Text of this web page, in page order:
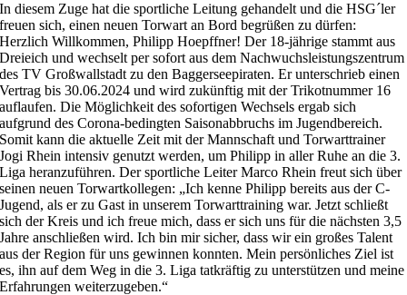
In diesem Zuge hat die sportliche Leitung gehandelt und die HSG´ler
freuen sich, einen neuen Torwart an Bord begrüßen zu dürfen:
Herzlich Willkommen, Philipp Hoepffner! Der 18-jährige stammt aus
Dreieich und wechselt per sofort aus dem Nachwuchsleistungszentrum
des TV Großwallstadt zu den Baggerseepiraten. Er unterschrieb einen
Vertrag bis 30.06.2024 und wird zukünftig mit der Trikotnummer 16
auflaufen. Die Möglichkeit des sofortigen Wechsels ergab sich
aufgrund des Corona-bedingten Saisonabbruchs im Jugendbereich.
Somit kann die aktuelle Zeit mit der Mannschaft und Torwarttrainer
Jogi Rhein intensiv genutzt werden, um Philipp in aller Ruhe an die 3.
Liga heranzuführen. Der sportliche Leiter Marco Rhein freut sich über
seinen neuen Torwartkollegen: „Ich kenne Philipp bereits aus der C-
Jugend, als er zu Gast in unserem Torwarttraining war. Jetzt schließt
sich der Kreis und ich freue mich, dass er sich uns für die nächsten 3,5
Jahre anschließen wird. Ich bin mir sicher, dass wir ein großes Talent
aus der Region für uns gewinnen konnten. Mein persönliches Ziel ist
es, ihn auf dem Weg in die 3. Liga tatkräftig zu unterstützen und meine
Erfahrungen weiterzugeben.“